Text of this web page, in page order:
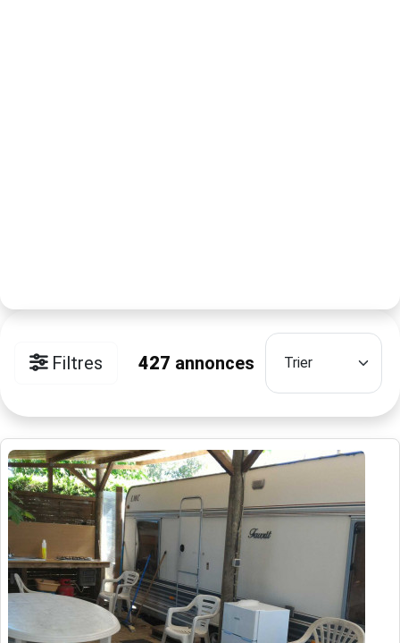
Filtres 427 annonces